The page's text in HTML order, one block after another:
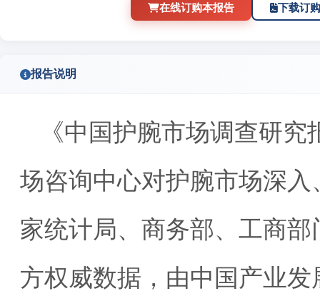
在线订购本报告 下载订
报告说明
《中国护腕市场调查研
场咨询中心对护腕市场深
家统计局、商务部、工商
方权威数据，由中国产业